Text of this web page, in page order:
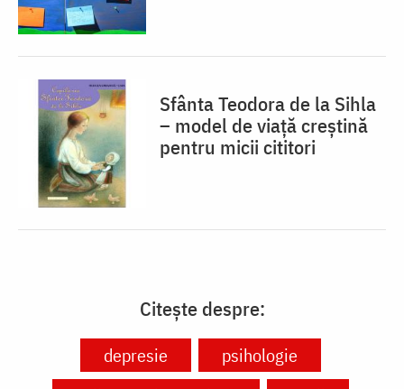
Sfânta Teodora de la Sihla
– model de viaţă creştină
pentru micii cititori
Citește despre:
depresie
psihologie